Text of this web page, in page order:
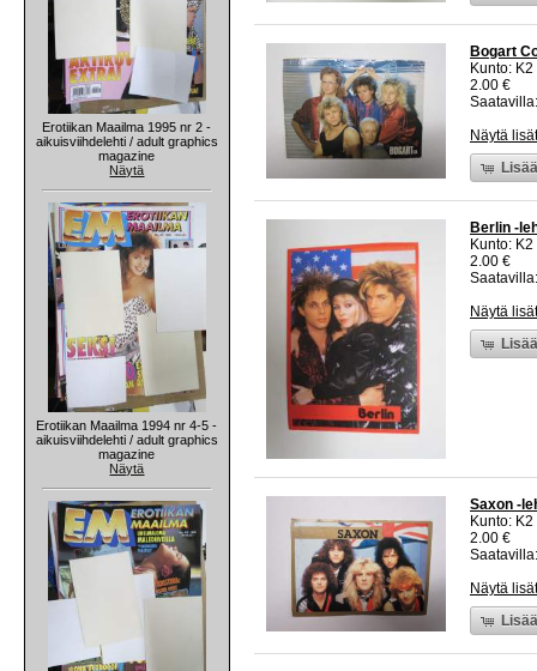
Erotiikan Maailma 1995 nr 2 -
aikuisviihdelehti / adult graphics
magazine
Näytä
Erotiikan Maailma 1994 nr 4-5 -
aikuisviihdelehti / adult graphics
magazine
Näytä
Bogart
Kunto:
2.00 €
Näytä
Berlin -
Kunto:
2.00 €
Näytä
Saxon -
Kunto:
2.00 €
Näytä